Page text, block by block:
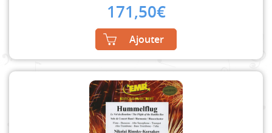
171,50€
Ajouter